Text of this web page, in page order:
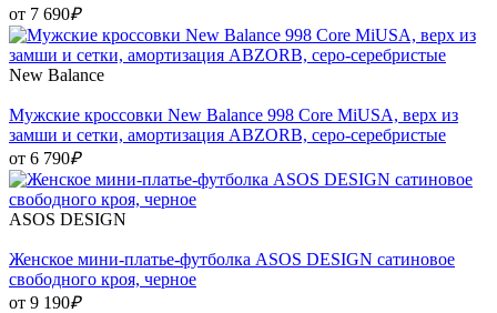
от 7 690₽
New Balance
Мужские кроссовки New Balance 998 Core MiUSA, верх из
замши и сетки, амортизация ABZORB, серо-серебристые
от 6 790₽
ASOS DESIGN
Женское мини-платье‑футболка ASOS DESIGN сатиновое
свободного кроя, черное
от 9 190₽